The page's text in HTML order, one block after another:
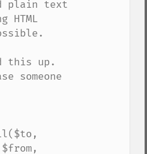
plain text
this up.
someone